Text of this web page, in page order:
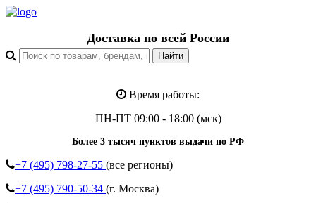
Доставка по всей России
Время работы:
ПН-ПТ 09:00 - 18:00 (мск)
Более 3 тысяч пунктов выдачи по РФ
+7 (495) 798-27-55 (все регионы)
+7 (495) 790-50-34 (г. Москва)